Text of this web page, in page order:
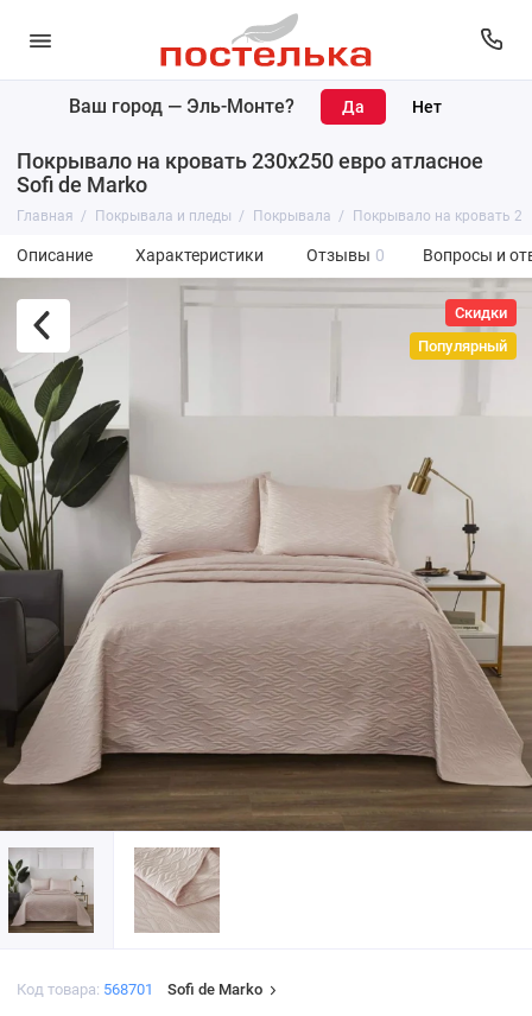
Ваш город — Эль-Монте?
Покрывало на кровать 230х250 евро атласное
Sofi de Marko
Главная Покрывала и пледы Покрывала Покрывало на кровать
Описание Характеристики Отзывы 0 Вопросы и
Скидки
Популярный
Код товара: 568701 Sofi de Marko